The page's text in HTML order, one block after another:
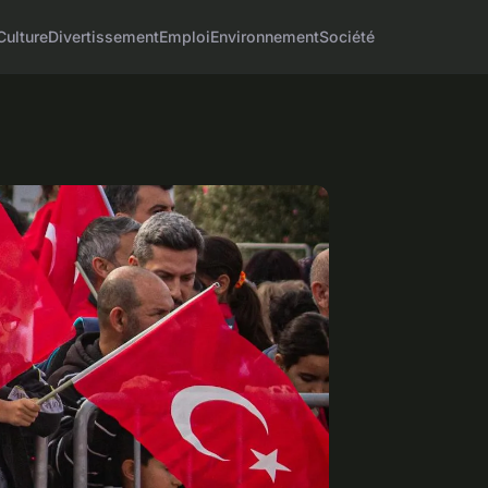
DivertissementEmploiEnvironnementSociété